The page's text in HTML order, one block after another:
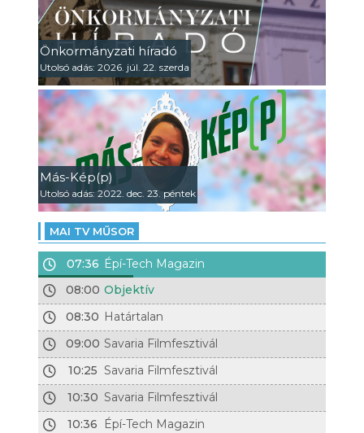
Önkormányzati híradó
Utolsó adás: 2026. júl. 22. szerda
Más-Kép(p)
Utolsó adás: 2022. dec. 23. péntek
MAI TV MŰSOR
07:36 Épí-Tech Magazin
08:00 Objektív
08:30 Határtalan
09:00 Savaria Filmfesztivál
10:25 Savaria Filmfesztivál
10:30 Savaria Filmfesztivál
10:36
Épí-Tech Magazin